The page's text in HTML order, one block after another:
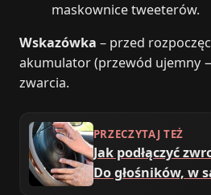
maskownice tweeterów.
Wskazówka – przed
akumulator (przewód ujemny
zwarcia.
PRZECZYTAJ TEŻ
Jak podłączyć
Do głośników, w